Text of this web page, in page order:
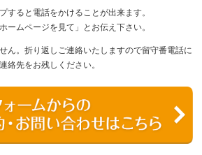
すると電話をかけることが出来ます。
ームページを見て」とお伝え下さい。
ん。折り返しご連絡いたしますので留守番電話に
絡先をお残しください。